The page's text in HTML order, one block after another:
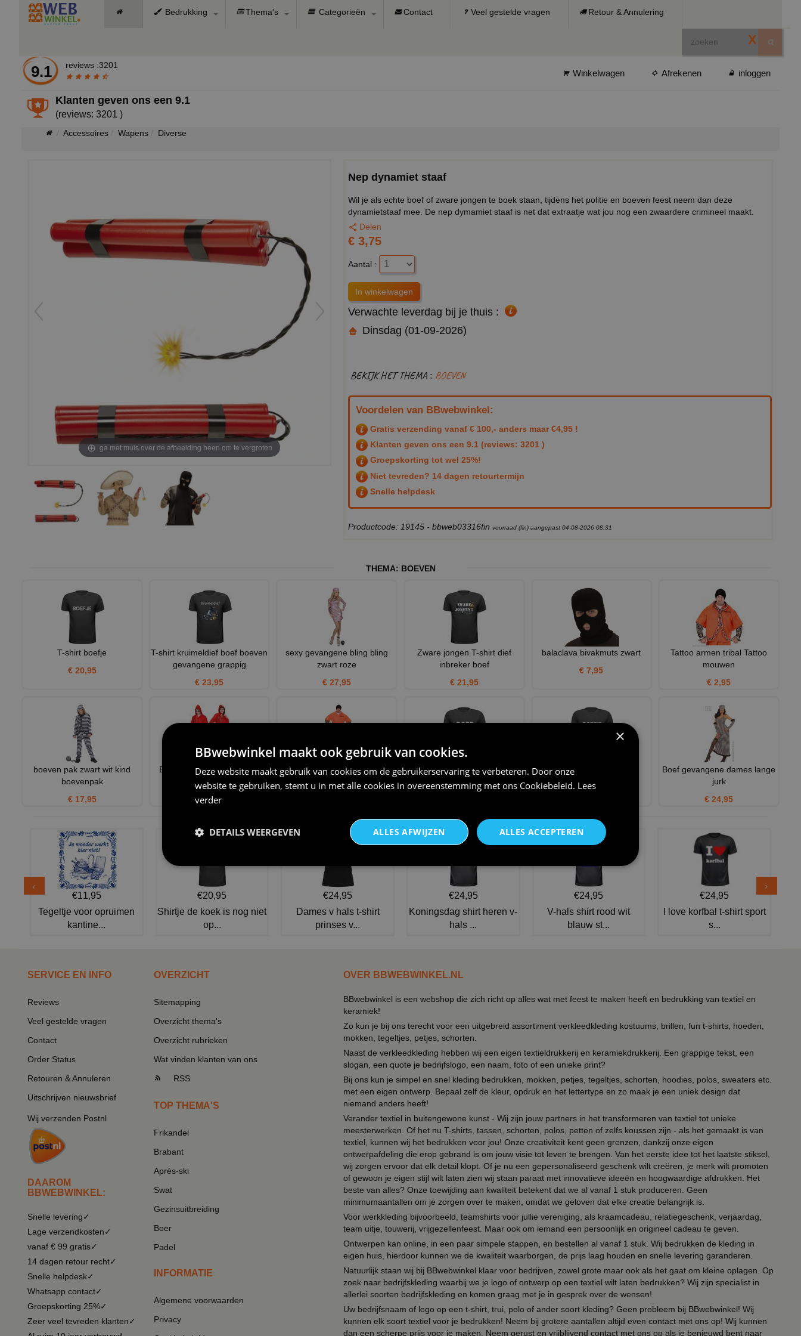
Bedrukking Thema's Categorieën Contact Veel gestelde vragen Retour & Annulering
X
9.1 reviews :3201
Winkelwagen Afrekenen inloggen
Klanten geven ons een9.1
(reviews: 3201 )
Accessoires Wapens Diverse
ga met muis over de afbeelding heen om te vergroten
Nep dynamiet staaf
Wil je als echte boef of zware jongen te boek staan, tijdens het politie en boeven feest neem dan deze
dynamietstaaf mee. De nep dymamiet staaf is net dat extraatje wat jou nog een zwaardere crimineel maakt.
Delen
€ 3,75
Aantal :
Verwachte leverdag bij je thuis :
Dinsdag (01-09-2026)
BEKIJK HET THEMA : BOEVEN
Voordelen van BBwebwinkel:
Gratis verzending vanaf € 100,- anders maar €4,95 !
Klanten geven ons een 9.1 (reviews: 3201 )
Groepskorting tot wel 25%!
Niet tevreden? 14 dagen retourtermijn
Snelle helpdesk
Productcode: 19145 - bbweb03316fin voorraad (fin) aangepast 04-08-2026 08:31
THEMA: BOEVEN
T-shirt boefje
€ 20,95
T-shirt kruimeldief boef boeven
gevangene grappig
€ 23,95
sexy gevangene bling bling
zwart roze
€ 27,95
Zware jongen T-shirt dief
inbreker boef
€ 21,95
balaclava bivakmuts zwart
€ 7,95
Tattoo armen tribal Tattoo
mouwen
€ 2,95
boeven pak zwart wit kind
boevenpak
€ 17,95
Bankrover overall kostuum
volwassen
€ 29,95
gevange kostuum amerikaans
met tattoo
boef T-shirt
€ 20,95
boefie t-shirt politie
€ 20,95
Boef gevangene dames lange
jurk
€ 24,95
NIEUW IN DE COLLECTIE
€11,95
Tegeltje voor opruimen
kantine...
€20,95
Shirtje de koek is nog niet
op...
€24,95
Dames v hals t-shirt
prinses v...
€24,95
Koningsdag shirt heren v-
hals ...
€24,95
V-hals shirt rood wit
blauw st...
€24,95
I love korfbal t-shirt sport
s...
SERVICE EN INFO
Reviews
Veel gestelde vragen
Contact
Order Status
Retouren & Annuleren
Uitschrijven nieuwsbrief
Wij verzenden Postnl
DAAROM
BBWEBWINKEL:
Snelle levering✓
Lage verzendkosten✓
vanaf € 99 gratis✓
14 dagen retour recht✓
Snelle helpdesk✓
Whatsapp contact✓
Groepskorting 25%✓
Zeer veel tevreden klanten✓
OVERZICHT
Sitemapping
Overzicht thema's
Overzicht rubrieken
Wat vinden klanten van ons
RSS
TOP THEMA'S
Frikandel
Brabant
Après-ski
Swat
Gezinsuitbreiding
Boer
Padel
INFORMATIE
Algemene voorwaarden
Privacy
OVER BBWEBWINKEL.NL
BBwebwinkel is een webshop die zich richt op alles wat met feest te maken heeft en bedrukking van textiel en
keramiek!
Zo kun je bij ons terecht voor een uitgebreid assortiment verkleedkleding kostuums, brillen, fun t-shirts, hoeden,
mokken, tegeltjes, petjes, schorten.
Naast de verkleedkleding hebben wij een eigen textieldrukkerij en keramiekdrukkerij. Een grappige tekst, een
slogan, een quote je bedrijfslogo, een naam, foto of een unieke print?
Bij ons kun je simpel en snel kleding bedrukken, mokken, petjes, tegeltjes, schorten, hoodies, polos, sweaters etc.
met een eigen ontwerp. Bepaal zelf de kleur, opdruk en het lettertype en zo maak je een uniek design dat
niemand anders heeft!
Verander textiel in buitengewone kunst - Wij zijn jouw partners in het transformeren van textiel tot unieke
meesterwerken. Of het nu T-shirts, tassen, schorten, polos, petten of zelfs koussen zijn - als het gemaakt is van
textiel, kunnen wij het bedrukken voor jou! Onze creativiteit kent geen grenzen, dankzij onze eigen
ontwerpafdeling die erop gebrand is om jouw visie tot leven te brengen. Van het eerste idee tot het laatste stiksel,
wij zorgen ervoor dat elk detail klopt. Of je nu een gepersonaliseerd geschenk wilt creëren, je merk wilt promoten
of gewoon je eigen stijl wilt laten zien wij staan paraat met innovatieve ideeën en hoogwaardige afdrukken. Het
beste van alles? Onze toewijding aan kwaliteit betekent dat we al vanaf 1 stuk produceren. Geen
minimumaantallen om je zorgen over te maken, omdat we geloven dat elke creatie belangrijk is.
Voor werkkleding bijvoorbeeld, teamshirts voor jullie vereniging, als kraamcadeau, relatiegeschenk, verjaardag,
team uitje, touwerij, vrijgezellenfeest. Maar ook om iemand een persoonlijk en origineel cadeau te geven.
Ontwerpen kan online, in een paar simpele stappen, en bestellen al vanaf 1 stuk. Wij bedrukken de kleding in
eigen huis, hierdoor kunnen we de kwaliteit waarborgen, de prijs laag houden en snelle levering garanderen.
Natuurlijk staan wij bij BBwebwinkel klaar voor bedrijven, zowel grote maar ook als het gaat om kleine oplagen. Op
zoek naar bedrijfskleding waarbij we je logo of ontwerp op een textiel wilt laten bedrukken? Wij zijn specialist in
allerlei soorten bedrijfskleding en komen graag met je in gesprek over de wensen!
Uw bedrijfsnaam of logo op een t-shirt, trui, polo of ander soort kleding? Geen probleem bij BBwebwinkel! Wij
kunnen elk soort textiel voor je bedrukken! Neem bij grotere aantallen altijd even contact met ons op! Wij kunnen
dan een scherpe prijs voor je maken. Neem gerust en vrijblijvend contact met ons op als je benieuwd bent naar
×
BBwebwinkel maakt ook gebruik van cookies.
Deze website maakt gebruik van cookies om de gebruikerservaring te verbeteren. Door onze
website te gebruiken, stemt u in met alle cookies in overeenstemming met ons Cookiebeleid. Lees
verder
ALLES ACCEPTEREN
ALLES AFWIJZEN
DETAILS WEERGEVEN